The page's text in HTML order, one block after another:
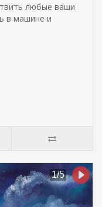
любые ваши
в машине и